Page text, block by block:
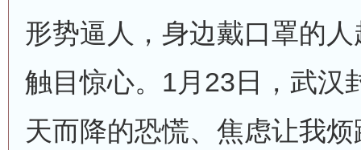
形势逼人，身边戴口罩的
触目惊心。1月23日，武汉
天而降的恐慌、焦虑让我